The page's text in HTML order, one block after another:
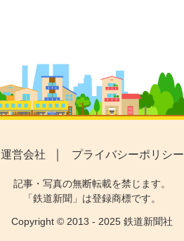
運営会社 プライバシーポリシー
記事・写真の無断転載を禁じます。
「鉄道新聞」は登録商標です。
Copyright © 2013 - 2025 鉄道新聞社